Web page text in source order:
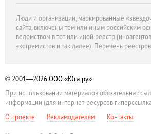
Люди и организации, маркированные
сайта, включены тем или иным российским
ведомством в тот или иной реестр
экстремистов и так далее). Перечень
© 2001—2026ООО «Юга.ру»
При использовании материалов обязательна
информации (для интернет-ресурсов
О проекте
Рекламодателям Контакты